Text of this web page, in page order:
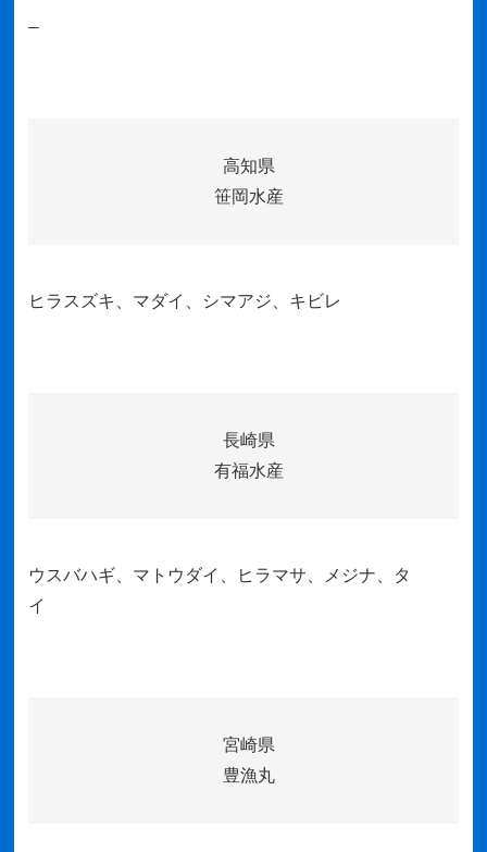
–
高知県
笹岡水産
ヒラスズキ、マダイ、シマアジ、キビレ
長崎県
有福水産
ウスバハギ、マトウダイ、ヒラマサ、メジナ、タ
イ
宮崎県
豊漁丸